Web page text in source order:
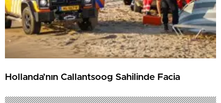
Hollanda’nın Callantsoog Sahilinde Facia